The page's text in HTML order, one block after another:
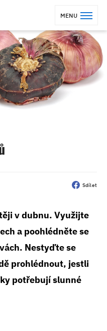
MENU
Sdílet
v dubnu. Využijte
a poohlédněte se
Nestyďte se
prohlédnout, jestli
potřebují slunné